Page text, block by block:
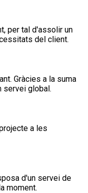
per tal d'assolir un
del client.
Gràcies a la suma
global.
a les
d'un servei de
moment.